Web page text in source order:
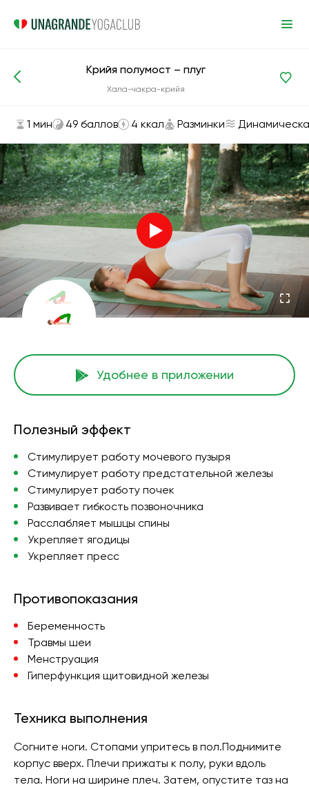
Асаны и упражнения Разминки
Крийя полумост – плуг
Хала-чакра-крийя
1 мин 49 баллов 4 ккал Разминки
Удобнее в приложении
Полезный эффект
Стимулирует работу мочевого пузыря
Стимулирует работу предстательной железы
Стимулирует работу почек
Развивает гибкость позвоночника
Расслабляет мышцы спины
Укрепляет ягодицы
Укрепляет пресс
Противопоказания
Беременность
Травмы шеи
Менструация
Гиперфункция щитовидной железы
Техника выполнения
Согните ноги. Стопами упритесь в пол.Поднимите
корпус вверх. Плечи прижаты к полу, руки вдоль
тела. Ноги на ширине плеч. Затем, опустите таз на